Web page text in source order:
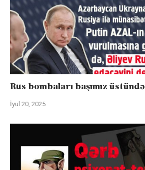
Rus bombaları başımız üstündə
İyul 20, 2025